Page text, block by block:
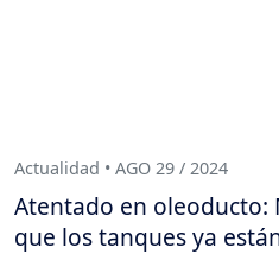
Actualidad • AGO 29 / 2024
Atentado en oleoducto:
que los tanques ya